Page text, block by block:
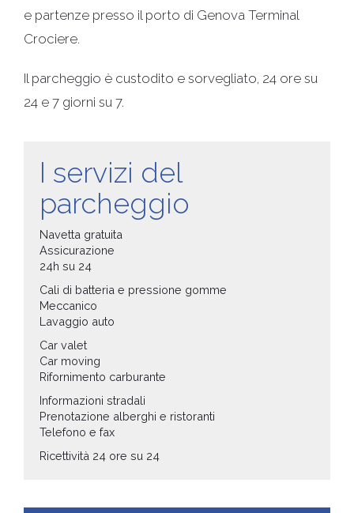
e partenze presso il porto di Genova Terminal
Crociere.
Il parcheggio è custodito e sorvegliato, 24 ore su
24 e 7 giorni su 7.
I servizi del
parcheggio
Navetta gratuita
Assicurazione
24h su 24
Cali di batteria e pressione gomme
Meccanico
Lavaggio auto
Car valet
Car moving
Rifornimento carburante
Informazioni stradali
Prenotazione alberghi e ristoranti
Telefono e fax
Ricettività 24 ore su 24